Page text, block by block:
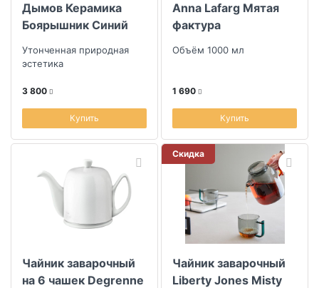
Дымов Керамика
Боярышник Синий
Утонченная природная
эстетика
3 800
Купить
Anna Lafarg Мятая
фактура
Объём 1000 мл
1 690
Купить
Чайник заварочный
на 6 чашек Degrenne
Скидка
Чайник заварочный
Liberty Jones Misty